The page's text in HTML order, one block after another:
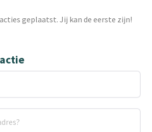
geplaatst. Jij kan de eerste zijn!